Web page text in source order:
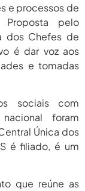
e processos de
pelo
dos Chefes de
é dar voz aos
e tomadas
sociais com
foram
Única dos
é filiado, é um
que reúne as